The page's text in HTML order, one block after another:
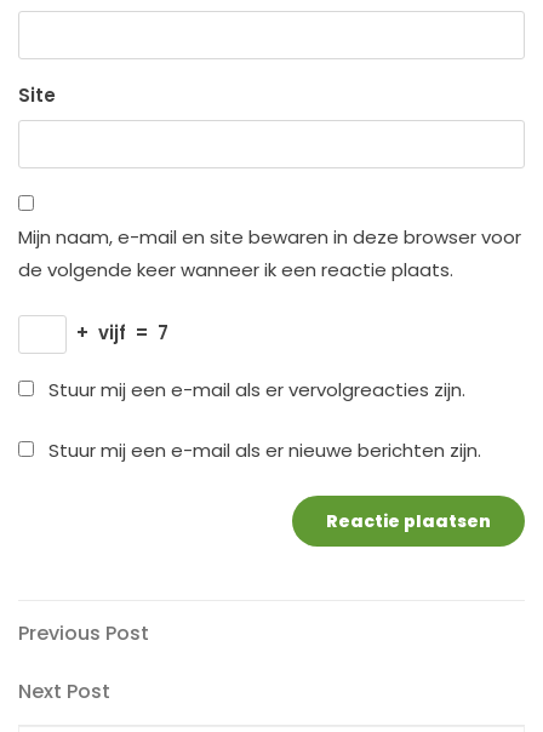
Site
Mijn naam, e-mail en site bewaren in deze browser voor
de volgende keer wanneer ik een reactie plaats.
+ vijf = 7
Stuur mij een e-mail als er vervolgreacties zijn.
Stuur mij een e-mail als er nieuwe berichten zijn.
Berichtnavigatie
Previous
Previous Post
Next
Next Post